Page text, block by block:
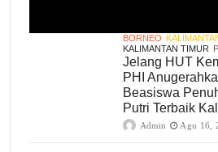
BORNEO
KALIMANTAN TIMUR
Jelang HUT
PHI
Beasiswa
Putri Terbaik
Admin Agu 16,